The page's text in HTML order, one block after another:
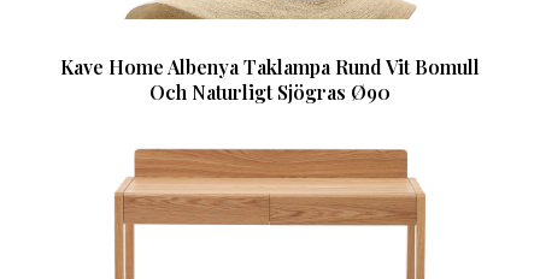
Kave Home Albenya Taklampa Rund Vit Bomull
Och Naturligt Sjögras Ø90